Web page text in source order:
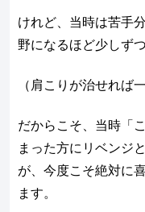
けれど、当時は苦手
野になるほど少しず
（肩こりが治せれば
だからこそ、当時「
まった方にリベンジ
が、今度こそ絶対に
ます。